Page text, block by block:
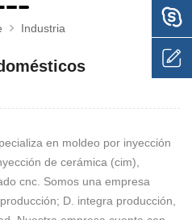
Industria
en moldeo por inyección
de cerámica (cim),
cnc. Somos una empresa
D. integra producción,